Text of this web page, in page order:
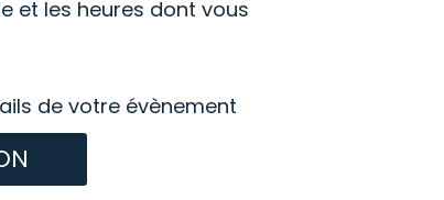
et les heures dont vous
de votre évènement